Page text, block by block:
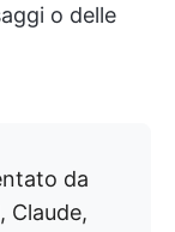
o delle
da
Claude,